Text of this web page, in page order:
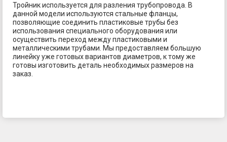
Тройник используется для разления трубопровода. В
данной модели используются стальные фланцы,
позволяющие соединить пластиковые трубы без
использования специального оборудования или
осуществить переход между пластиковыми и
металлическими трубами. Мы предоставляем большую
линейку уже готовых вариантов диаметров, к тому же
готовы изготовить деталь необходимых размеров на
заказ.